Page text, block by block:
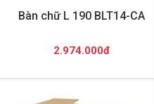
Bàn chữ L 190 BLT14-CA
2.974.000đ